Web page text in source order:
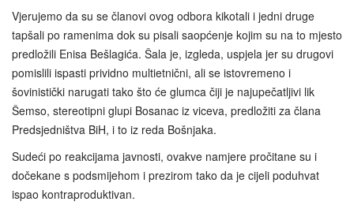
Vjerujemo da su se članovi ovog odbora kikotali i jedni druge
tapšali po ramenima dok su pisali saopćenje kojim su na to mjesto
predložili Enisa Bešlagića. Šala je, izgleda, uspjela jer su drugovi
pomislili ispasti prividno multietnični, ali se istovremeno i
šovinistički narugati tako što će glumca čiji je najupečatljivi lik
Šemso, stereotipni glupi Bosanac iz viceva, predložiti za člana
Predsjedništva BiH, i to iz reda Bošnjaka.
Sudeći po reakcijama javnosti, ovakve namjere pročitane su i
dočekane s podsmijehom i prezirom tako da je cijeli poduhvat
ispao kontraproduktivan.